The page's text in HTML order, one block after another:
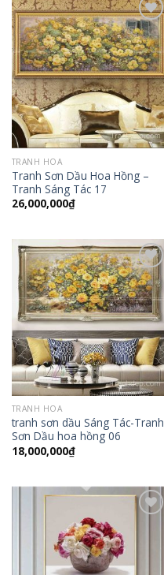
Add to
Wishlist
TRANH HOA
Tranh Sơn Dầu Hoa Hồng –
Tranh Sáng Tác 17
26,000,000₫
Add to
Wishlist
TRANH HOA
tranh sơn dầu Sáng Tác-Tranh
Sơn Dầu hoa hồng 06
18,000,000₫